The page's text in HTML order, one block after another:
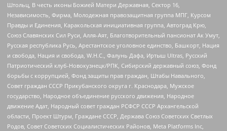
Штольц, В честь иконы Божией Матери Державная, Сектор 16,
Независимость, Фирма, Молодежная правозащитная группа МПГ, Курсом
Правды и Единения, Каракольская инициативная группа, Автоград Крю,
Союз Славянских Сил Руси, Алля-Аят, Благотворительный пансионат Ак Умут,
Русская республика Русь, Арестантское уголовное единство, Башкорт, Нация
и свобода, Нация и свобода, W.H.С., Фалунь Дафа, Иртыш Ultras, Русский
Патриотический клуб-Новокузнецк/РПК, Сибирский державный союз, Фонд
борьбы с коррупцией, Фонд защиты прав граждан, Штабы Навального,
Совет граждан СССР Прикубанского округа г. Краснодара, Мужское
государство, Народное объединение русского движения, Народное
движение Адат, Народный совет граждан РСФСР СССР Архангельской
области, Проект Штурм, Граждане СССР, Держава Союз Советских Светлых
Родов, Совет Советских Социалистических Районов, Meta Platforms Inc,